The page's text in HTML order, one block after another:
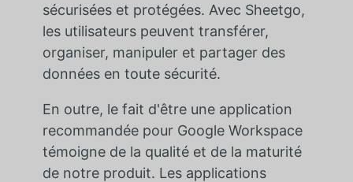
sécurisées et protégées. Avec Sheetgo,
les utilisateurs peuvent transférer,
organiser, manipuler et partager des
données en toute sécurité.
En outre, le fait d'être une application
recommandée pour Google Workspace
témoigne de la qualité et de la maturité
de notre produit. Les applications